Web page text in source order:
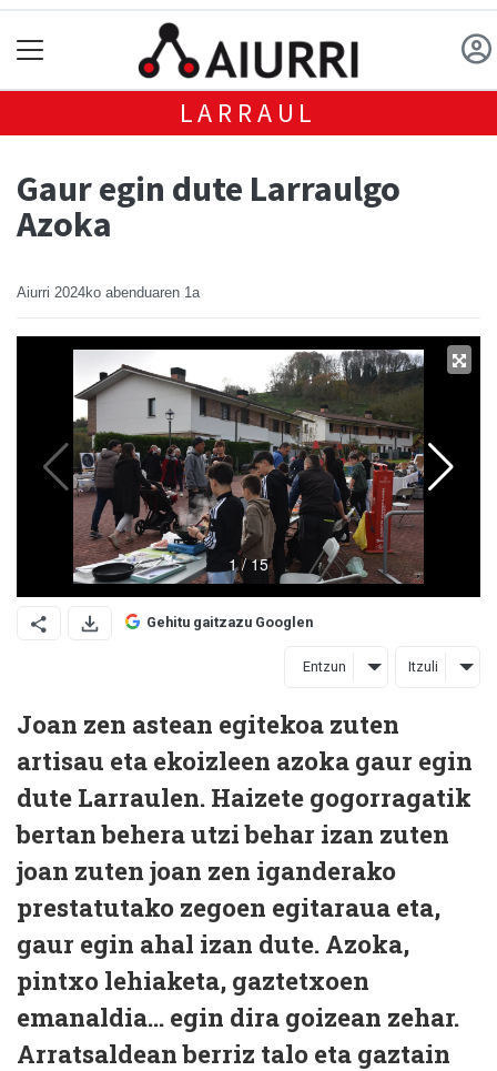
LARRAUL
Gaur egin dute Larraulgo
Azoka
Aiurri 2024ko abenduaren 1a
Gehitu gaitzazu Googlen
Entzun Itzuli
Joan zen astean egitekoa zuten
artisau eta ekoizleen azoka gaur egin
dute Larraulen. Haizete gogorragatik
bertan behera utzi behar izan zuten
joan zuten joan zen iganderako
prestatutako zegoen egitaraua eta,
gaur egin ahal izan dute. Azoka,
pintxo lehiaketa, gaztetxoen
emanaldia... egin dira goizean zehar.
Arratsaldean berriz talo eta gaztain